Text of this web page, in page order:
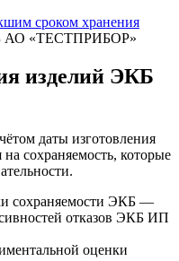
АО «ТЕСТПРИБОР»
изделий ЭКБ
даты изготовления
сохраняемость, которые
сохраняемости ЭКБ —
отказов ЭКБ ИП
оценки